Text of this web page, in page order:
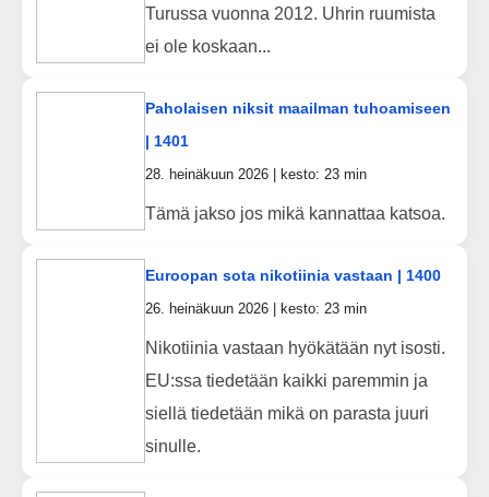
Turussa vuonna 2012. Uhrin ruumista
ei ole koskaan...
Paholaisen niksit maailman tuhoamiseen
| 1401
28. heinäkuun 2026 | kesto: 23 min
Tämä jakso jos mikä kannattaa katsoa.
Euroopan sota nikotiinia vastaan | 1400
26. heinäkuun 2026 | kesto: 23 min
Nikotiinia vastaan hyökätään nyt isosti.
EU:ssa tiedetään kaikki paremmin ja
siellä tiedetään mikä on parasta juuri
sinulle.